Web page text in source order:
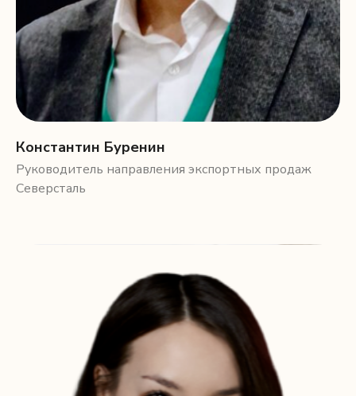
Константин Буренин
Руководитель направления экспортных продаж
Северсталь